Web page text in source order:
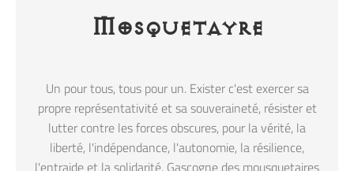
Mosquetayre
Un pour tous, tous pour un. Exister c'est exercer sa
propre représentativité et sa souveraineté, résister et
lutter contre les forces obscures, pour la vérité, la
liberté, l'indépendance, l'autonomie, la résilience,
l'entraide et la solidarité. Gascogne des mousquetaires